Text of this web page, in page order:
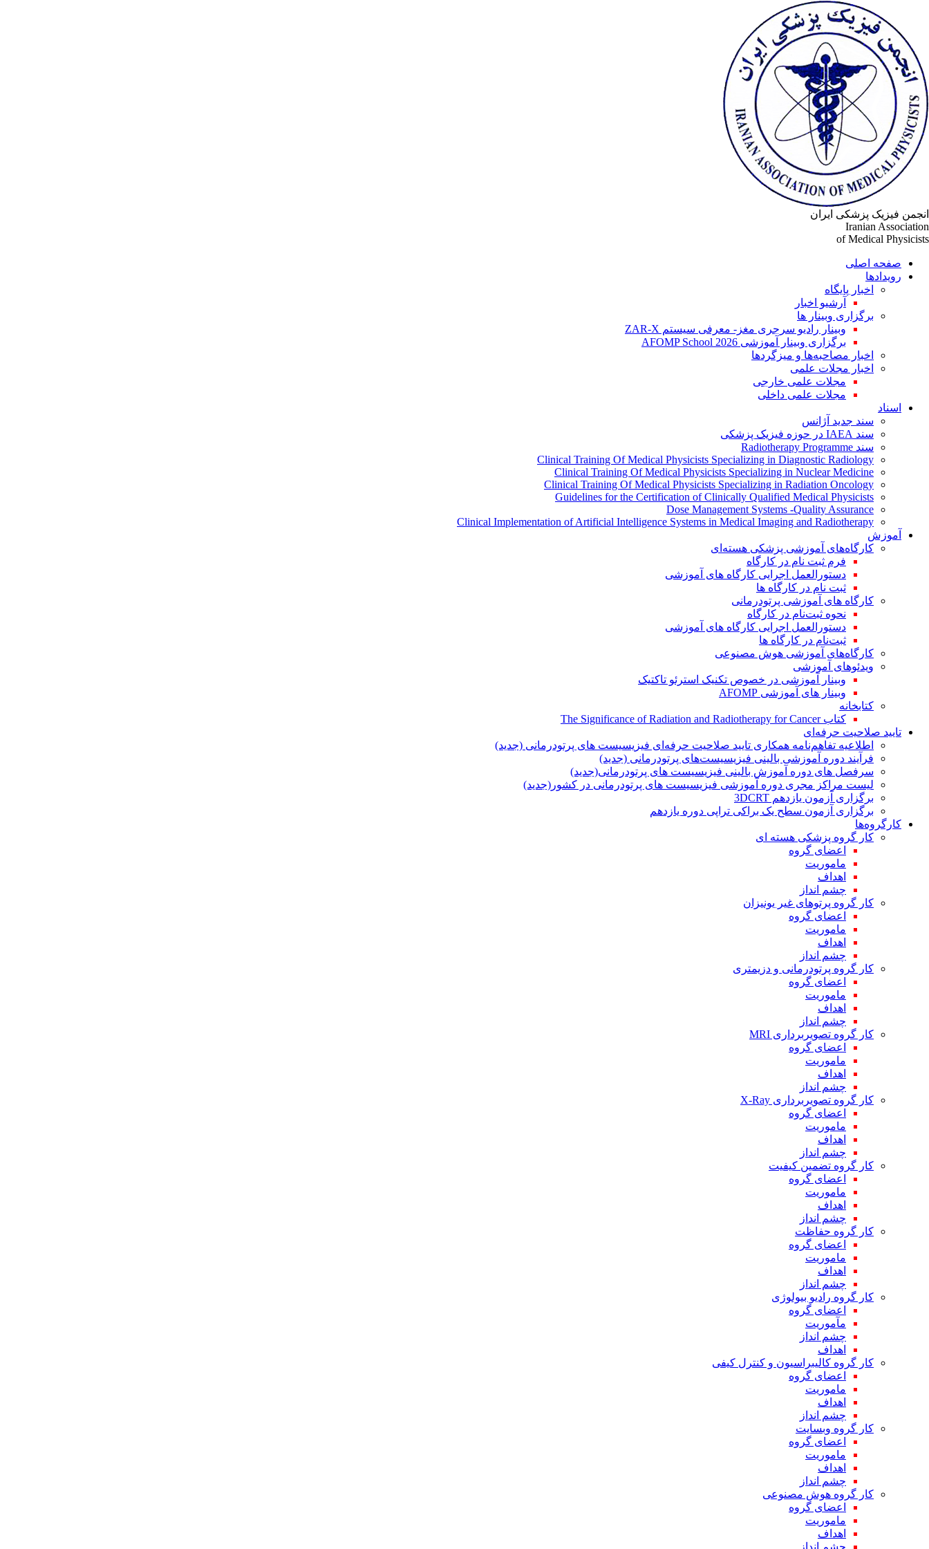
انجمن فیزیک پزشکی ایران
Iranian Association
of Medical Physicists
صفحه اصلی
رویدادها
اخبار پایگاه
آرشیو اخبار
برگزاری وبینار ها
وبینار رادیو سرجری مغز- معرفی سیستم ZAR-X
برگزاری وبینار آموزشی AFOMP School 2026
اخبار مصاحبه‌ها و میزگردها
اخبار مجلات علمی
مجلات علمی خارجی
مجلات علمی داخلی
اسناد
سند جدید آژانس
سند IAEA در حوزه فیزیک پزشکی
سند Radiotherapy Programme
Clinical Training Of Medical Physicists Specializing in Diagnostic Radiology
Clinical Training Of Medical Physicists Specializing in Nuclear Medicine
Clinical Training Of Medical Physicists Specializing in Radiation Oncology
Guidelines for the Certification of Clinically Qualified Medical Physicists
Dose Management Systems -Quality Assurance
Clinical Implementation of Artificial Intelligence Systems in Medical Imaging and Radiotherapy
آموزش
کارگاه‌های آموزشی پزشکی هسته‌ای
فرم ثبت نام در کارگاه
دستورالعمل اجرایی کارگاه های آموزشی
ثبت نام در کارگاه ها
کارگاه های آموزشی پرتودرمانی
نحوه ثبت‌نام در کارگاه
دستورالعمل اجرایی کارگاه های آموزشی
ثبت‌نام در کارگاه ها
کارگاه‌های آموزشی هوش مصنوعی
ویدئوهای آموزشی
وبینار آموزشی در خصوص تکنیک استرئو تاکتیک
وبینار های آموزشی AFOMP
کتابخانه
کتاب The Significance of Radiation and Radiotherapy for Cancer
تایید صلاحیت حرفه‌ای
اطلاعیه تفاهم‌نامه همکاری تایید صلاحیت حرفه‌ای فیزیسیست های پرتودرمانی (جدید)
فرآیند دوره آموزشی بالینی فیزیسیست‌های پرتودرمانی (جدید)
سرفصل های دوره آموزش بالینی فیزیسیست های پرتودرمانی(جدید)
لیست مراکز مجری دوره آموزشی فیزیسیست های پرتودرمانی در کشور(جدید)
برگزاری آزمون یازدهم 3DCRT
برگزاری آزمون سطح یک براکی تراپی دوره یازدهم
کارگروه‌ها
کار گروه پزشکی هسته ای
اعضای گروه
ماموریت
اهداف
چشم انداز
کار گروه پرتوهای غیر یونیزان
اعضای گروه
ماموریت
اهداف
چشم انداز
کار گروه پرتودرمانی و دزیمتری
اعضای گروه
ماموریت
اهداف
چشم انداز
کار گروه تصویربرداری MRI
اعضای گروه
ماموریت
اهداف
چشم انداز
کار گروه تصویربرداری X-Ray
اعضای گروه
ماموریت
اهداف
چشم انداز
کار گروه تضمین کیفیت
اعضای گروه
ماموریت
اهداف
چشم انداز
کار گروه حفاظت
اعضای گروه
ماموریت
اهداف
چشم انداز
کار گروه رادیو بیولوژی
اعضای گروه
مآموریت
چشم انداز
اهداف
کار گروه کالیبراسیون و کنترل کیفی
اعضای گروه
ماموریت
اهداف
چشم انداز
کار گروه وبسایت
اعضای گروه
ماموریت
اهداف
چشم انداز
کار گروه هوش مصنوعی
اعضای گروه
ماموریت
اهداف
چشم انداز